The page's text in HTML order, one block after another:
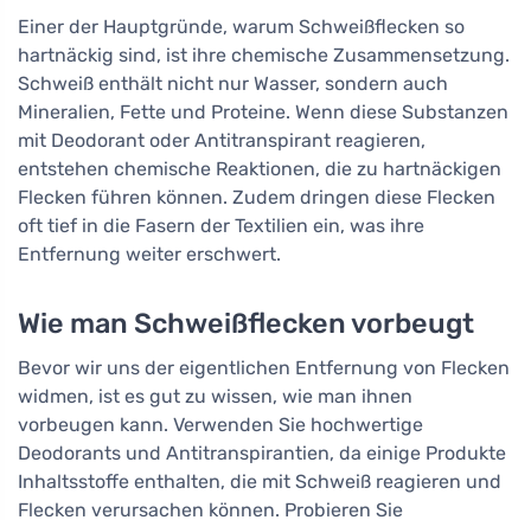
Einer der Hauptgründe, warum Schweißflecken so
hartnäckig sind, ist ihre chemische Zusammensetzung.
Schweiß enthält nicht nur Wasser, sondern auch
Mineralien, Fette und Proteine. Wenn diese Substanzen
mit Deodorant oder Antitranspirant reagieren,
entstehen chemische Reaktionen, die zu hartnäckigen
Flecken führen können. Zudem dringen diese Flecken
oft tief in die Fasern der Textilien ein, was ihre
Entfernung weiter erschwert.
Wie man Schweißflecken vorbeugt
Bevor wir uns der eigentlichen Entfernung von Flecken
widmen, ist es gut zu wissen, wie man ihnen
vorbeugen kann. Verwenden Sie hochwertige
Deodorants und Antitranspirantien, da einige Produkte
Inhaltsstoffe enthalten, die mit Schweiß reagieren und
Flecken verursachen können. Probieren Sie